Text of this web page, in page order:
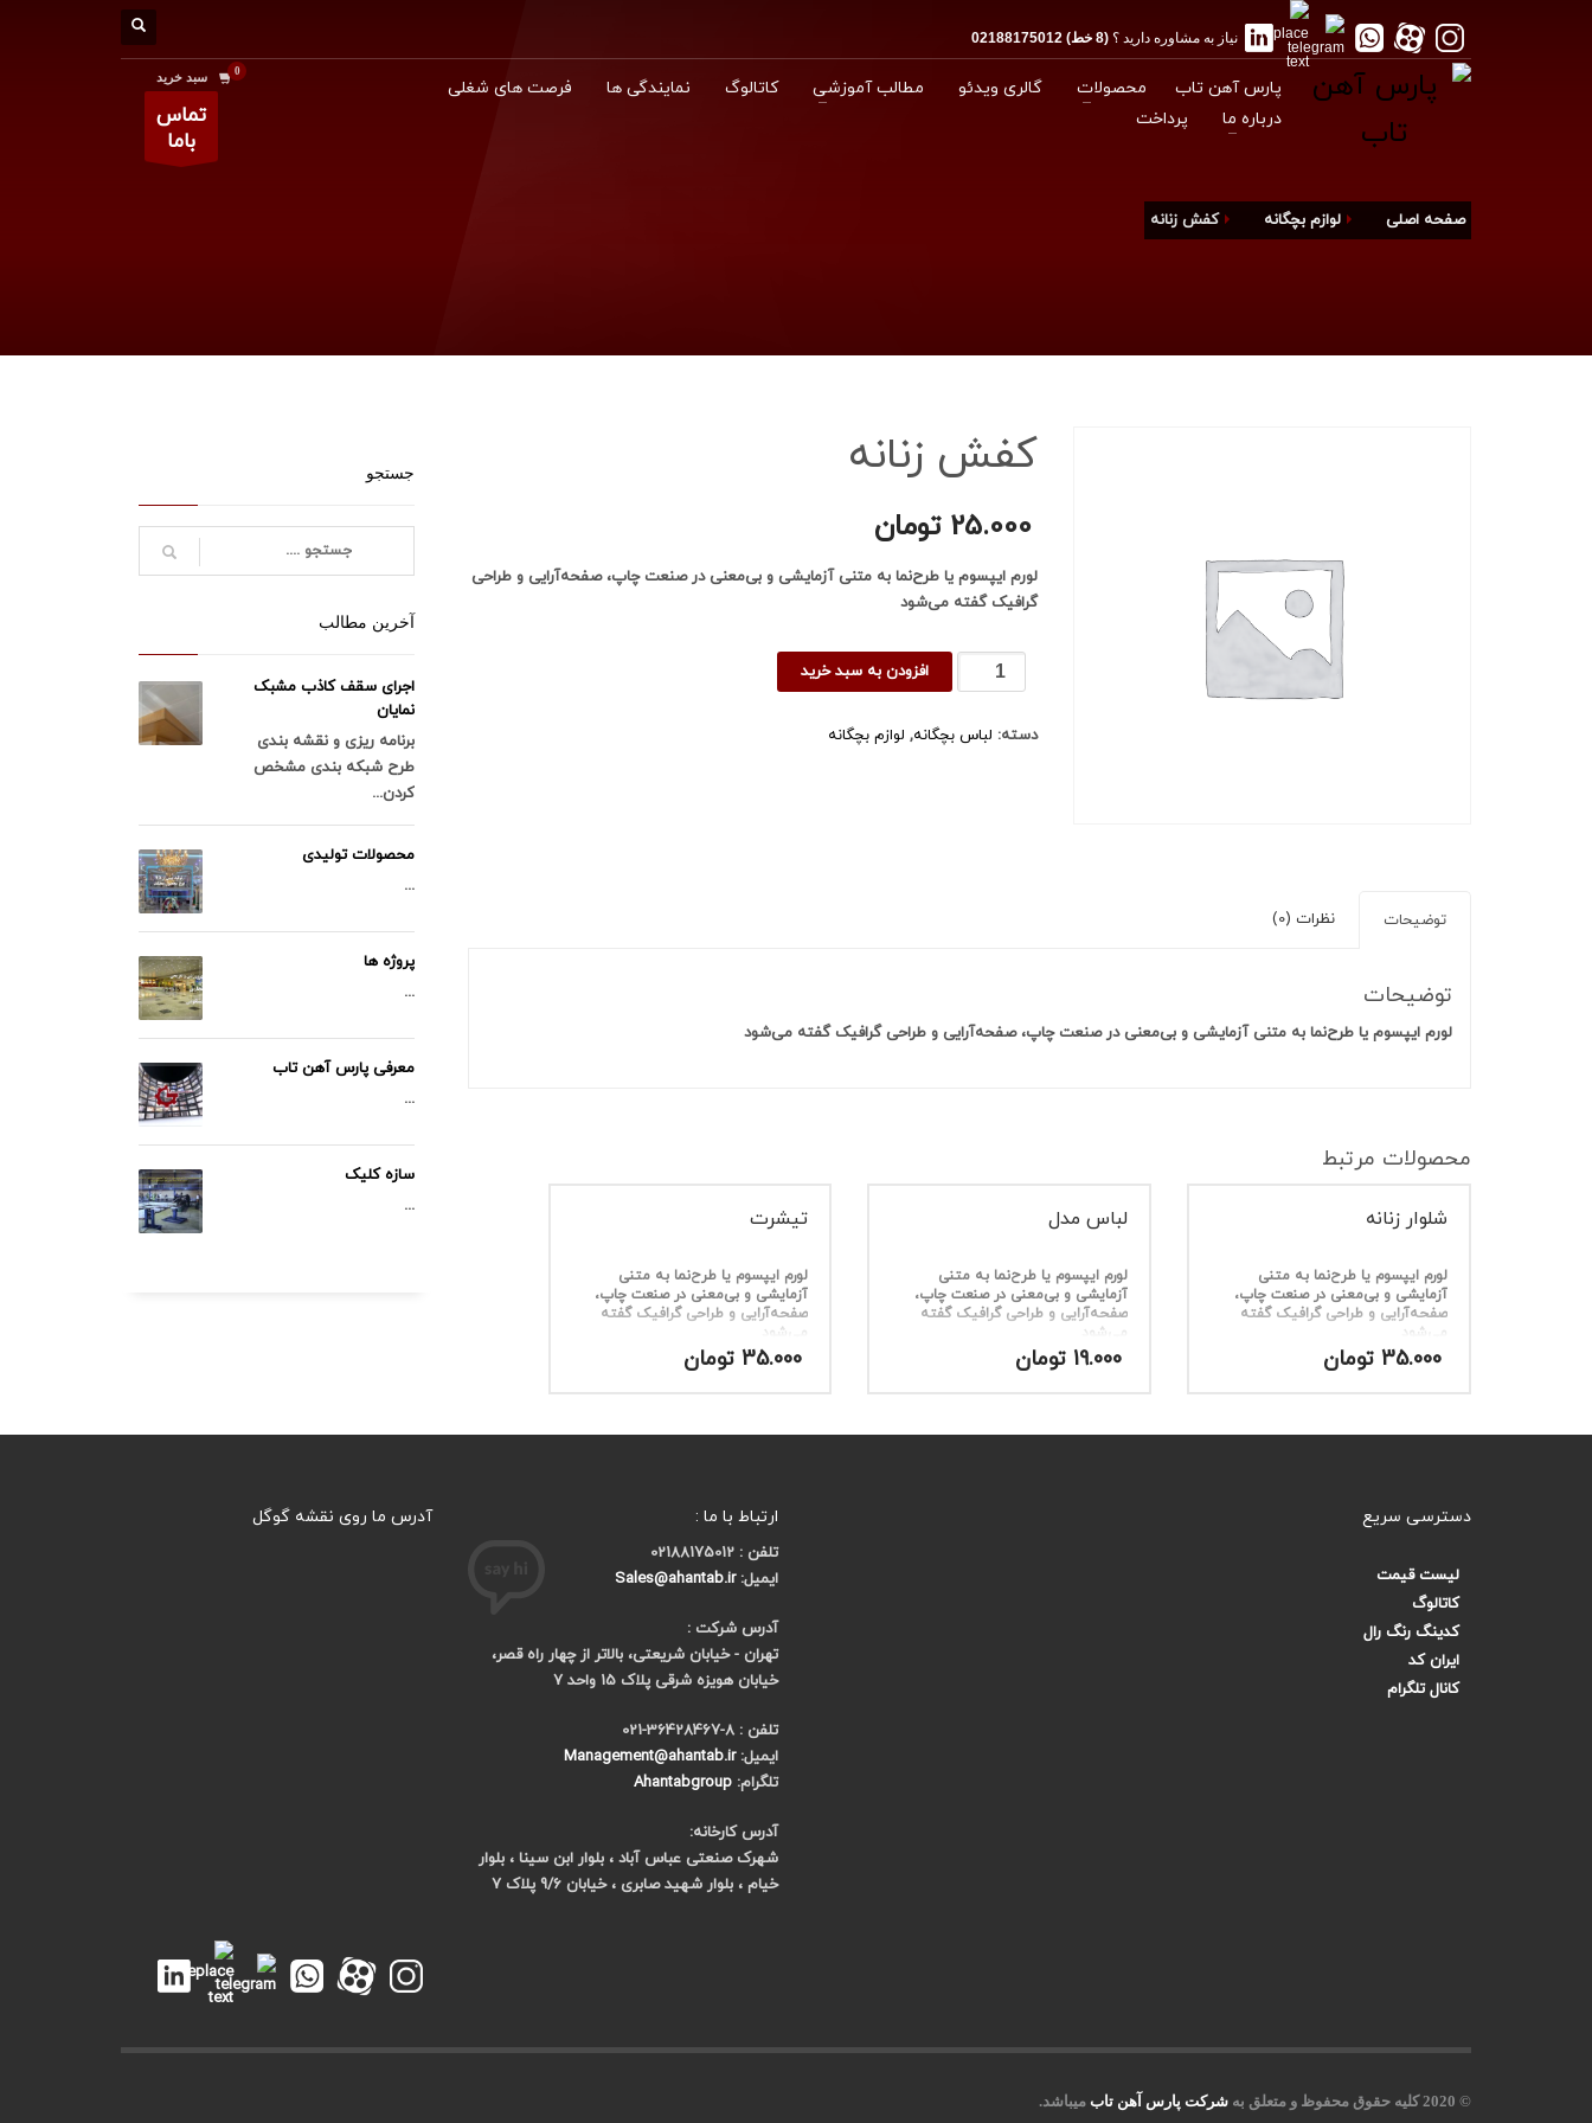
نیاز به مشاوره دارید ؟ (8 خط) 02188175012
پارس آهن تاب محصولات گالری ویدئو مطالب آموزشی کاتالوگ نمایندگی ها
فرصت های شغلی
درباره ما
پرداخت
سبد خرید
تماس
باما
صفحه اصلی لوازم بچگانه کفش زنانه
کفش زنانه
25.000 تومان
لورم ایپسوم یا طرح‌نما به متنی آزمایشی و بی‌معنی در صنعت چاپ، صفحه‌آرایی و طراحی
گرافیک گفته می‌شود
کفش
زنانه
افزودن به سبد خرید
دسته: لباس بچگانه, لوازم بچگانه
توضیحات نظرات (0)
توضیحات
لورم ایپسوم یا طرح‌نما به متنی آزمایشی و بی‌معنی در صنعت چاپ، صفحه‌آرایی و طراحی گرافیک گفته می‌شود
محصولات مرتبط
شلوار زنانه
لورم ایپسوم یا طرح‌نما به متنی
آزمایشی و بی‌معنی در صنعت چاپ،
صفحه‌آرایی و طراحی گرافیک گفته
می‌شود
35.000 تومان
لباس مدل
لورم ایپسوم یا طرح‌نما به متنی
آزمایشی و بی‌معنی در صنعت چاپ،
صفحه‌آرایی و طراحی گرافیک گفته
می‌شود
19.000 تومان
تیشرت
لورم ایپسوم یا طرح‌نما به متنی
آزمایشی و بی‌معنی در صنعت چاپ،
صفحه‌آرایی و طراحی گرافیک گفته
می‌شود
35.000 تومان
جستجو
آخرین مطالب
اجرای سقف کاذب مشبک
نمایان
برنامه ریزی و نقشه بندی
طرح شبکه بندی مشخص
کردن...
محصولات تولیدی
...
پروژه ها
...
معرفی پارس آهن تاب
...
سازه کلیک
...
دسترسی سریع
لیست قیمت
کاتالوگ
کدینگ رنگ رال
ایران کد
کانال تلگرام
ارتباط با ما :
تلفن : 02188175012
ایمیل:Sales@ahantab.ir
آدرس شرکت :
تهران - خیابان شریعتی، بالاتر از چهار راه قصر،
خیابان هویزه شرقی پلاک 15 واحد 7
تلفن : 8-36428467-021
ایمیل:Management@ahantab.ir
تلگرام: Ahantabgroup
آدرس کارخانه:
شهرک صنعتی عباس آباد ، بلوار ابن سینا ، بلوار
خیام ، بلوار شهید صابری ، خیابان 9/6 پلاک 7
آدرس ما روی نقشه گوگل
© 2020 کلیه حقوق محفوظ و متعلق به شرکت پارس آهن تاب میباشد.